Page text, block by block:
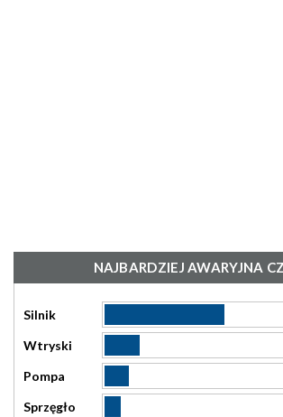
NAJBARDZIEJ AWARYJNA
Silnik
Wtryski
Pompa
Sprzęgło